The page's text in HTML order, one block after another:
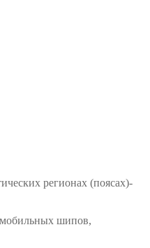
регионах (поясах)-
шипов,